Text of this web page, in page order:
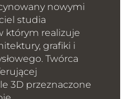
kreatywność.
swojej fantazji,
jak nigdy wcześniej,
które oferują
Bardzo duży
właśnie na kontrolę!
obrazach
nowymi
studia
którym realizuje
grafiki i
Twórca
3D przeznaczone